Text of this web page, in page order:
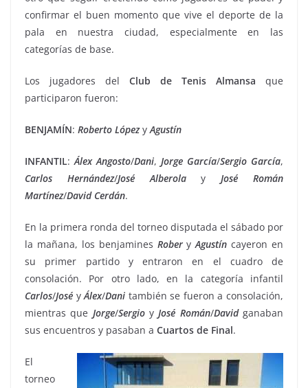
confirmar el buen momento que vive el deporte de la
pala en nuestra ciudad, especialmente en las
categorías de base.
Los jugadores del Club de Tenis Almansa que
participaron fueron:
BENJAMÍN: Roberto Lópezy Agustín
INFANTIL: Álex Angosto/Dani, Jorge García/Sergio García,
Carlos
Hernández/José Alberolay José Román
Martínez/David Cerdán.
En la primera ronda del torneo disputada el sábado por
la mañana, los benjamines RoberyAgustín cayeron en
su primer partido y entraron en el cuadro de
consolación. Por otro lado, en la categoría infantil
Carlos/José yÁlex/Dani también se fueron a consolación,
mientras que Jorge/Sergioy José Román/Davidganaban
sus encuentros y pasaban a Cuartos de Final.
El
torneo